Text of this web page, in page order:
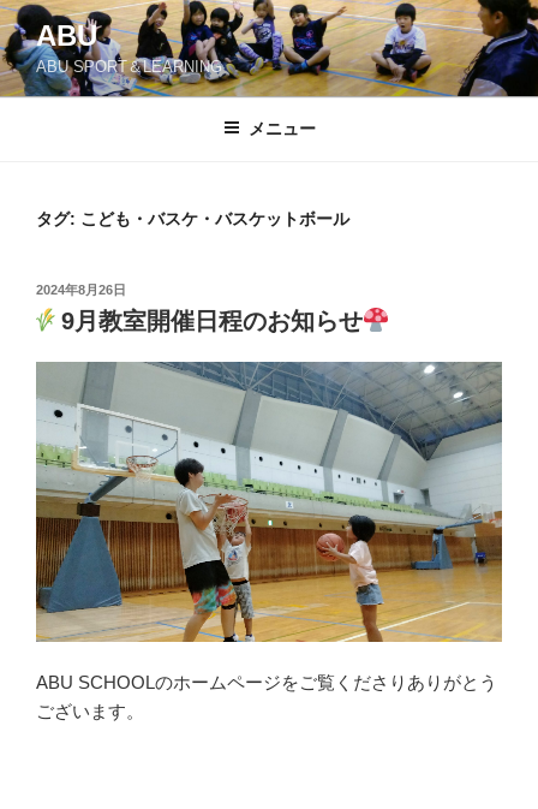
コ
ン
テ
ン
ABU
ABU SPORT＆LEARNING
メニュー
タグ: こども・バスケ・バスケットボール
投
稿
日:
2024年8月26日
9月教室開催日程のお知らせ
ABU SCHOOLのホームページをご覧くださりありがとう
ございます。